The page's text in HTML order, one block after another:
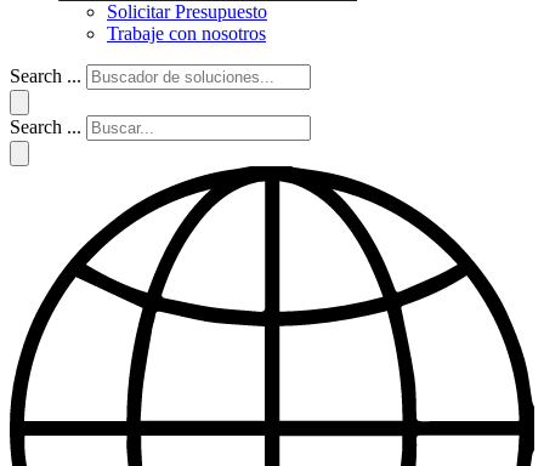
Solicitar Presupuesto
Trabaje con nosotros
Search ...
Search ...